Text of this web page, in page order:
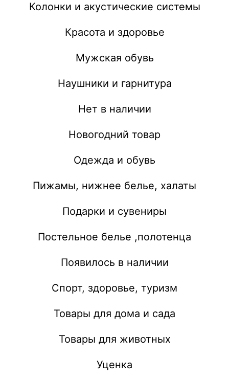
Колонки и акустические системы
Красота и здоровье
Мужская обувь
Наушники и гарнитура
Нет в наличии
Новогодний товар
Одежда и обувь
Пижамы, нижнее белье, халаты
Подарки и сувениры
Постельное белье ,полотенца
Появилось в наличии
Спорт, здоровье, туризм
Товары для дома и сада
Товары для животных
Уценка